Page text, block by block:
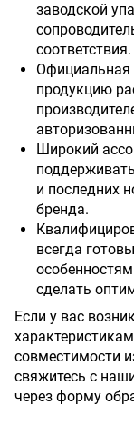
заводской
соответствия.
Официальная
продукцию
Широкий
и последних
бренда.
всегда
сделать
Если у вас
совместимости
свяжитесь с
через форму